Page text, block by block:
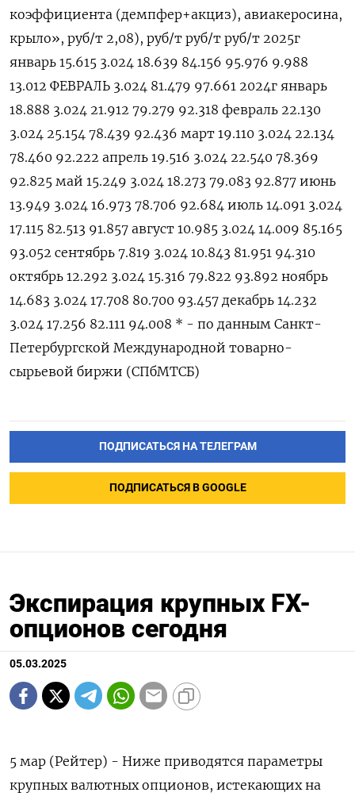
коэффициента (демпфер+акциз), авиакеросина,
крыло», руб/т 2,08), руб/т руб/т руб/т 2025г
январь 15.615 3.024 18.639 84.156 95.976 9.988
13.012 ФЕВРАЛЬ 3.024 81.479 97.661 2024г январь
18.888 3.024 21.912 79.279 92.318 февраль 22.130
3.024 25.154 78.439 92.436 март 19.110 3.024 22.134
78.460 92.222 апрель 19.516 3.024 22.540 78.369
92.825 май 15.249 3.024 18.273 79.083 92.877 июнь
13.949 3.024 16.973 78.706 92.684 июль 14.091 3.024
17.115 82.513 91.857 август 10.985 3.024 14.009 85.165
93.052 сентябрь 7.819 3.024 10.843 81.951 94.310
октябрь 12.292 3.024 15.316 79.822 93.892 ноябрь
14.683 3.024 17.708 80.700 93.457 декабрь 14.232
3.024 17.256 82.111 94.008 * - по данным Санкт-
Петербургской Международной товарно-
сырьевой биржи (СПбМТСБ)
ПОДПИСАТЬСЯ НА ТЕЛЕГРАМ
ПОДПИСАТЬСЯ В GOOGLE
Экспирация крупных FX-
опционов сегодня
05.03.2025
5 мар (Рейтер) - Ниже приводятся параметры
крупных валютных опционов, истекающих на